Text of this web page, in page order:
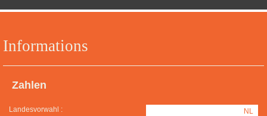
Informations
Zahlen
Landesvorwahl : NL